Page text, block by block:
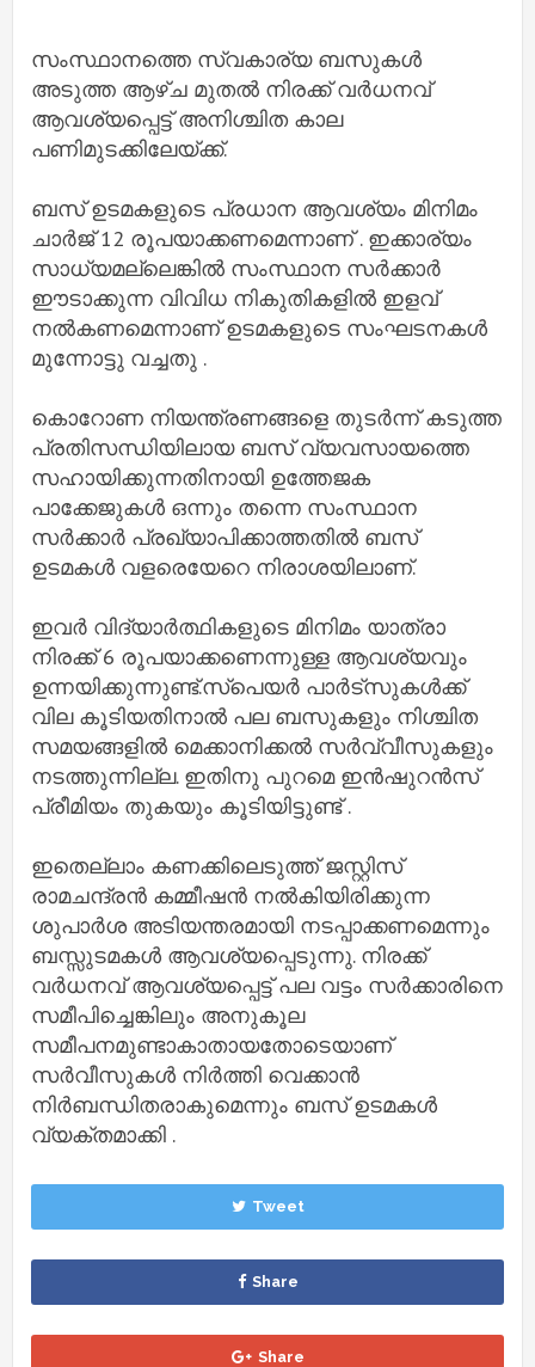
സംസ്ഥാനത്തെ സ്വകാര്യ ബസുകള്‍
അടുത്ത ആഴ്ച മുതല്‍ നിരക്ക് വര്‍ധനവ്
ആവശ്യപ്പെട്ട് അനിശ്ചിത കാല
പണിമുടക്കിലേയ്‌ക്ക്.
ബസ് ഉടമകളുടെ പ്രധാന ആവശ്യം മിനിമം
ചാര്‍ജ് 12 രൂപയാക്കണമെന്നാണ് . ഇക്കാര്യം
സാധ്യമല്ലെങ്കില്‍ സംസ്ഥാന സര്‍ക്കാര്‍
ഈടാക്കുന്ന വിവിധ നികുതികളില്‍ ഇളവ്
നല്‍കണമെന്നാണ് ഉടമകളുടെ സംഘടനകള്‍
മുന്നോട്ടു വച്ചതു .
കൊറോണ നിയന്ത്രണങ്ങളെ തുടര്‍ന്ന് കടുത്ത
പ്രതിസന്ധിയിലായ ബസ് വ്യവസായത്തെ
സഹായിക്കുന്നതിനായി ഉത്തേജക
പാക്കേജുകള്‍ ഒന്നും തന്നെ സംസ്ഥാന
സര്‍ക്കാര്‍ പ്രഖ്യാപിക്കാത്തതില്‍ ബസ്
ഉടമകള്‍ വളരെയേറെ നിരാശയിലാണ്.
ഇവര്‍ വിദ്യാര്‍ത്ഥികളുടെ മിനിമം യാത്രാ
നിരക്ക് 6 രൂപയാക്കണെന്നുള്ള ആവശ്യവും
ഉന്നയിക്കുന്നുണ്ട്.സ്‌പെയര്‍ പാര്‍ട്‌സുകള്‍ക്ക്
വില കൂടിയതിനാല്‍ പല ബസുകളും നിശ്ചിത
സമയങ്ങളില്‍ മെക്കാനിക്കല്‍ സര്‍വ്വീസുകളും
നടത്തുന്നില്ല. ഇതിനു പുറമെ ഇന്‍ഷുറന്‍സ്
പ്രീമിയം തുകയും കൂടിയിട്ടുണ്ട് .
ഇതെല്ലാം കണക്കിലെടുത്ത് ജസ്റ്റിസ്
രാമചന്ദ്രന്‍ കമ്മീഷന്‍ നല്‍കിയിരിക്കുന്ന
ശുപാര്‍ശ അടിയന്തരമായി നടപ്പാക്കണമെന്നും
ബസ്സുടമകള്‍ ആവശ്യപ്പെടുന്നു. നിരക്ക്
വര്‍ധനവ് ആവശ്യപ്പെട്ട് പല വട്ടം സര്‍ക്കാരിനെ
സമീപിച്ചെങ്കിലും അനുകൂല
സമീപനമുണ്ടാകാതായതോടെയാണ്
സര്‍വീസുകള്‍ നിര്‍ത്തി വെക്കാന്‍
നിര്‍ബന്ധിതരാകുമെന്നും ബസ് ഉടമകള്‍
വ്യക്തമാക്കി .
Tweet
Share
Share